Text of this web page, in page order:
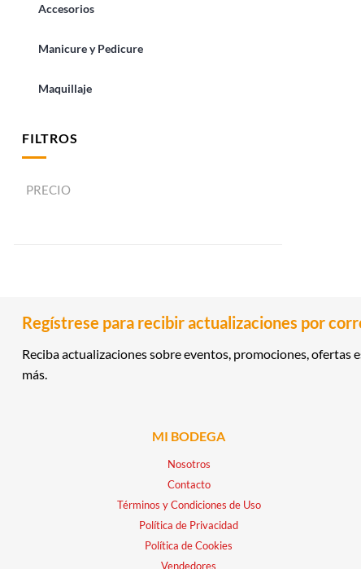
Accesorios
Manicure y Pedicure
Maquillaje
FILTROS
PRECIO
Regístrese para recibir actualizaciones por
Reciba actualizaciones sobre eventos, promociones, ofertas
más.
MI BODEGA
Nosotros
Contacto
Términos y Condiciones de Uso
Política de Privacidad
Política de Cookies
Vendedores